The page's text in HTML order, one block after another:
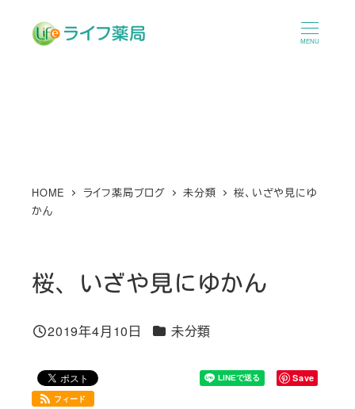
MENU
HOME ライフ薬局ブログ 未分類
桜、いざや見にゆ
かん
桜、いざや見にゆかん
投稿日
2019年4月10日 カテゴリー
未分類
Save
フィード